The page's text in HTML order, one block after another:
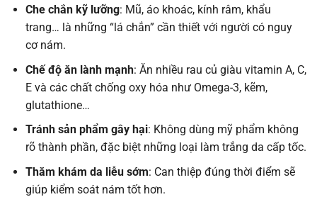
Che chắn kỹ lưỡng: Mũ, áo khoác, kính râm, khẩu
trang… là những “lá chắn” cần thiết với người có nguy
cơ nám.
Chế độ ăn lành mạnh: Ăn nhiều rau củ giàu vitamin A, C,
E và các chất chống oxy hóa như Omega-3, kẽm,
glutathione…
Tránh sản phẩm gây hại: Không dùng mỹ phẩm không
rõ thành phần, đặc biệt những loại làm trắng da cấp tốc.
Thăm khám da liễu sớm: Can thiệp đúng thời điểm sẽ
giúp kiểm soát nám tốt hơn.